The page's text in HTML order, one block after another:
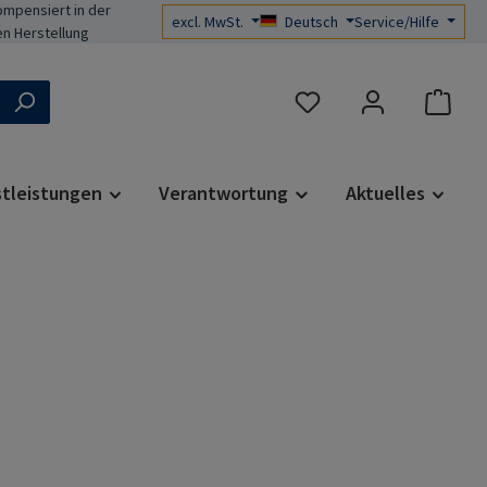
in der
Herstellung
excl. MwSt. Deutsch Service/Hilfe
Du hast 0 Produkte auf
Verantwortung Aktuelles